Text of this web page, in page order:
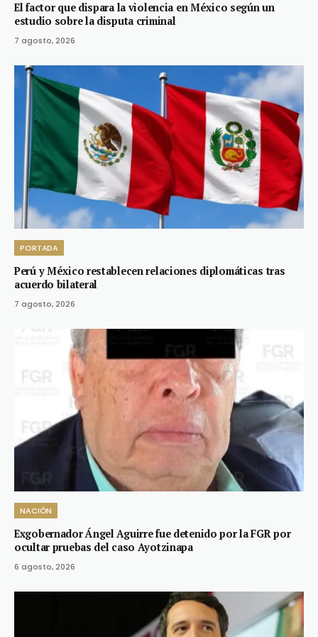
El factor que dispara la violencia en México según un
estudio sobre la disputa criminal
7 agosto, 2026
PORTADA
Perú y México restablecen relaciones diplomáticas tras
acuerdo bilateral
7 agosto, 2026
NACIÓN
Exgobernador Ángel Aguirre fue detenido por la FGR por
ocultar pruebas del caso Ayotzinapa
6 agosto, 2026